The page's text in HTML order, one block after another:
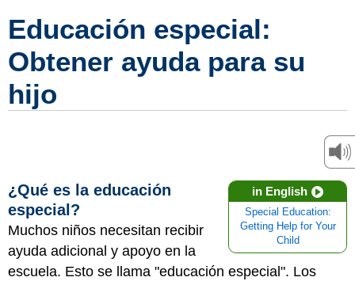
Educación especial:
Obtener ayuda para su
hijo
in English
Special Education:
Getting Help for Your
Child
¿Qué es la educación
especial?
Muchos niños necesitan recibir
ayuda adicional y apoyo en la
escuela. Esto se llama "educación especial". Los